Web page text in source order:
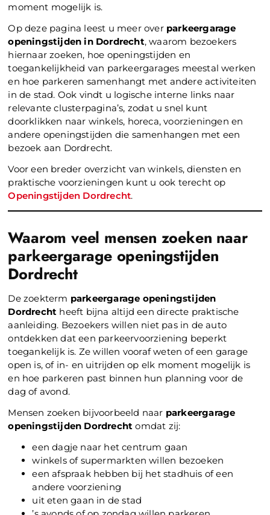
moment mogelijk is.
Op deze pagina leest u meer over parkeergarage
openingstijden in Dordrecht, waarom bezoekers
hiernaar zoeken, hoe openingstijden en
toegankelijkheid van parkeergarages meestal werken
en hoe parkeren samenhangt met andere activiteiten
in de stad. Ook vindt u logische interne links naar
relevante clusterpagina’s, zodat u snel kunt
doorklikken naar winkels, horeca, voorzieningen en
andere openingstijden die samenhangen met een
bezoek aan Dordrecht.
Voor een breder overzicht van winkels, diensten en
praktische voorzieningen kunt u ook terecht op
Openingstijden Dordrecht.
Waarom veel mensen zoeken naar
parkeergarage openingstijden
Dordrecht
De zoekterm parkeergarage openingstijden
Dordrecht heeft bijna altijd een directe praktische
aanleiding. Bezoekers willen niet pas in de auto
ontdekken dat een parkeervoorziening beperkt
toegankelijk is. Ze willen vooraf weten of een garage
open is, of in- en uitrijden op elk moment mogelijk is
en hoe parkeren past binnen hun planning voor de
dag of avond.
Mensen zoeken bijvoorbeeld naar parkeergarage
openingstijden Dordrecht omdat zij:
een dagje naar het centrum gaan
winkels of supermarkten willen bezoeken
een afspraak hebben bij het stadhuis of een
andere voorziening
uit eten gaan in de stad